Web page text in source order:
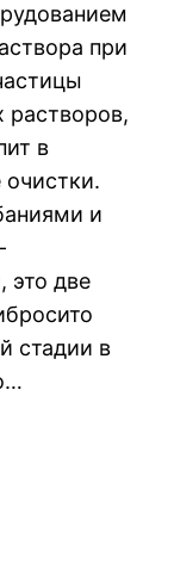
при
растворов,
в
очистки.
и
это две
стадии в